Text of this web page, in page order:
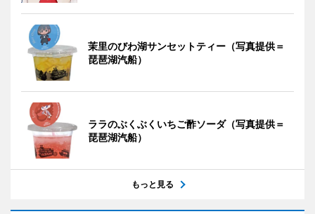
茉里のびわ湖サンセットティー（写真提供＝
琵琶湖汽船）
ララのぶくぶくいちご酢ソーダ（写真提供＝
琵琶湖汽船）
もっと見る